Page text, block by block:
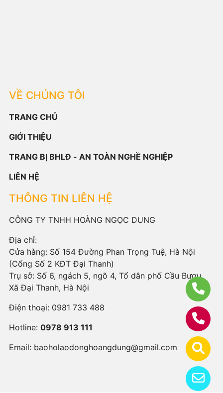
VỀ CHÚNG TÔI
TRANG CHỦ
GIỚI THIỆU
TRANG BỊ BHLĐ - AN TOÀN NGHỀ NGHIỆP
LIÊN HỆ
THÔNG TIN LIÊN HỆ
CÔNG TY TNHH HOÀNG NGỌC DUNG
Địa chỉ:
Cửa hàng: Số 154 Đường Phan Trọng Tuệ, Hà Nội
(Cổng Số 2 KĐT Đại Thanh)
Trụ sở: Số 6, ngách 5, ngõ 4, Tổ dân phố Cầu Bươu,
Xã Đại Thanh, Hà Nội
Điện thoại: 0981 733 488
Hotline: 0978 913 111
Email: baoholaodonghoangdung@gmail.com